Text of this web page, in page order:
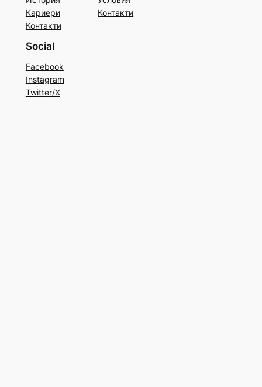
Кариери
Контакти
Контакти
Social
Facebook
Instagram
Twitter/X